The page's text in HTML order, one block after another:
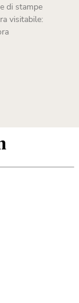
di stampe
visitabile: